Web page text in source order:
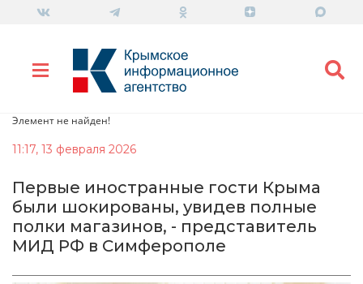
Элемент не найден!
11:17, 13 февраля 2026
Первые иностранные гости Крыма
были шокированы, увидев полные
полки магазинов, - представитель
МИД РФ в Симферополе